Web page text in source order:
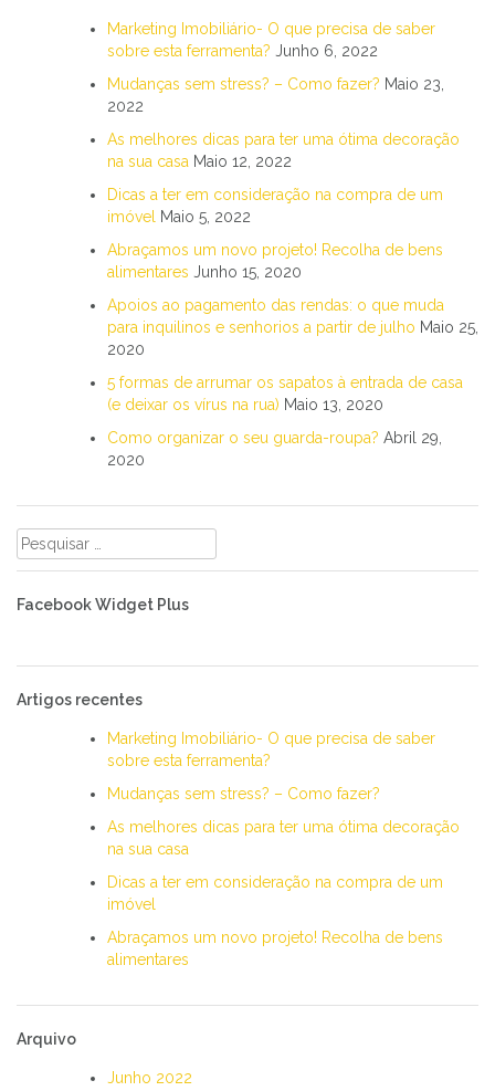
Marketing Imobiliário- O que precisa de saber
sobre esta ferramenta? Junho 6, 2022
Mudanças sem stress? – Como fazer? Maio 23,
2022
As melhores dicas para ter uma ótima decoração
na sua casa Maio 12, 2022
Dicas a ter em consideração na compra de um
imóvel
Maio 5, 2022
Abraçamos um novo projeto! Recolha de bens
alimentares Junho 15, 2020
Apoios ao pagamento das rendas: o que muda
para inquilinos e senhorios a partir de julho Maio 25,
2020
5 formas de arrumar os sapatos à entrada de casa
(e deixar os vírus na rua) Maio 13, 2020
Como organizar o seu guarda-roupa? Abril 29,
2020
Pesquisar
por:
Facebook Widget Plus
Artigos recentes
Marketing Imobiliário- O que precisa de saber
sobre esta ferramenta?
Mudanças sem stress? – Como fazer?
As melhores dicas para ter uma ótima decoração
na sua casa
Dicas a ter em consideração na compra de um
imóvel
Abraçamos um novo projeto! Recolha de bens
alimentares
Arquivo
Junho 2022